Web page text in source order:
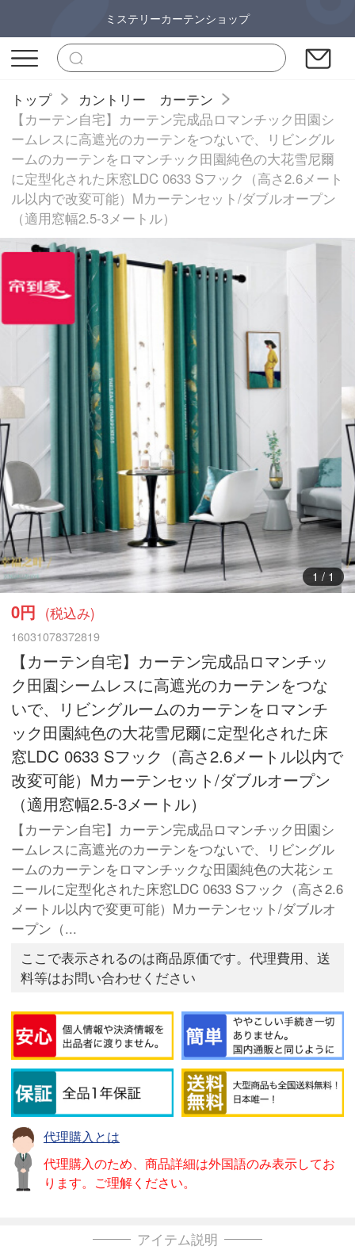
ミステリーカーテンショップ
トップ
カントリー カーテン
【カーテン自宅】カーテン完成品ロマンチック田園シ
ームレスに高遮光のカーテンをつないで、リビングル
ームのカーテンをロマンチック田園純色の大花雪尼爾
に定型化された床窓LDC 0633 Sフック（高さ2.6メート
ル以内で改変可能）Mカーテンセット/ダブルオープン
（適用窓幅2.5-3メートル）
1 / 1
0円 (税込み)
16031078372819
【カーテン自宅】カーテン完成品ロマンチッ
ク田園シームレスに高遮光のカーテンをつな
いで、リビングルームのカーテンをロマンチ
ック田園純色の大花雪尼爾に定型化された床
窓LDC 0633 Sフック（高さ2.6メートル以内で
改変可能）Mカーテンセット/ダブルオープン
（適用窓幅2.5-3メートル）
【カーテン自宅】カーテン完成品ロマンチック田園シ
ームレスに高遮光のカーテンをつないで、リビングル
ームのカーテンをロマンチックな田園純色の大花シェ
ニールに定型化された床窓LDC 0633 Sフック（高さ2.6
メートル以内で変更可能）Mカーテンセット/ダブルオ
ープン（...
ここで表示されるのは商品原価です。代理費用、送
料等はお問い合わせください
代理購入とは
代理購入のため、商品詳細は外国語のみ表示してお
ります。ご理解ください。
アイテム説明